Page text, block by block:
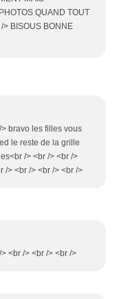
QUAND TOUT
> BISOUS BONNE
bravo les filles vous
le reste de la grille
/> <br /> <br />
/> <br /> <br /> <br />
<br /> <br /> <br />